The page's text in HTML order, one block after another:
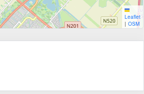
Leaflet
| OSM